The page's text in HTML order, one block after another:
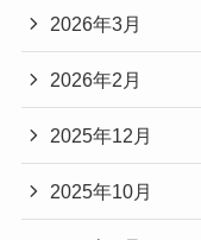
2026年3月
2026年2月
2025年12月
2025年10月